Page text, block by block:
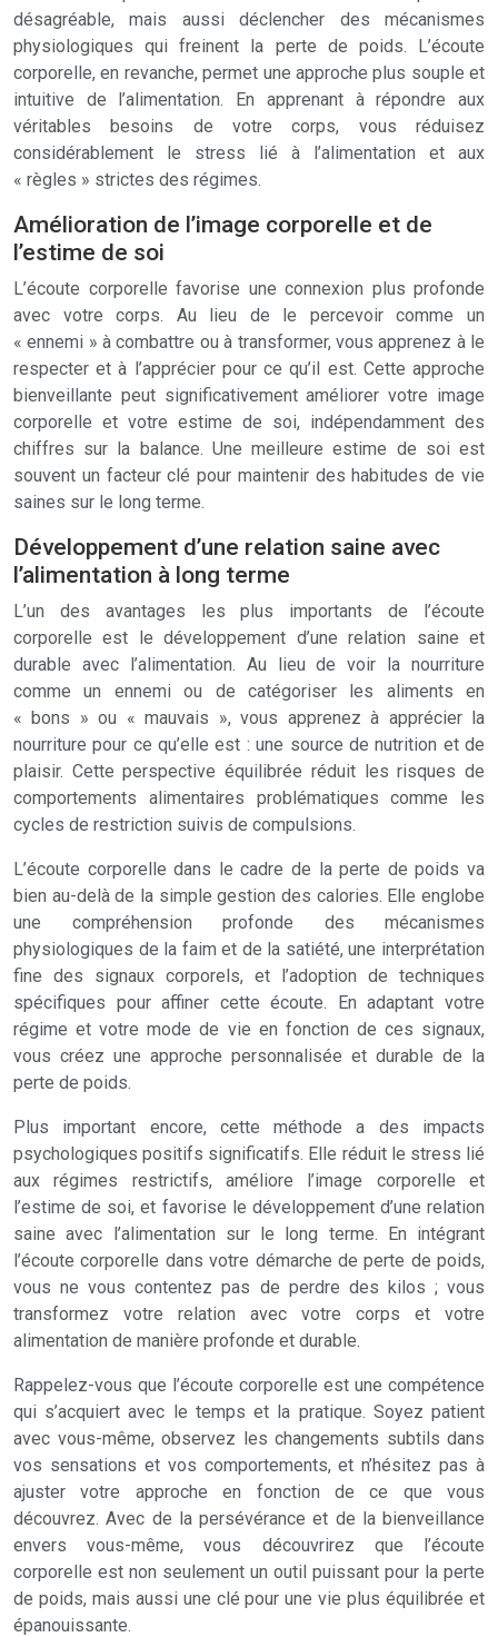
désagréable, mais aussi déclencher des mécanismes
physiologiques qui freinent la perte de poids. L’écoute
corporelle, en revanche, permet une approche plus souple et
intuitive de l’alimentation. En apprenant à répondre aux
véritables besoins de votre corps, vous réduisez
considérablement le stress lié à l’alimentation et aux
« règles » strictes des régimes.
Amélioration de l’image corporelle et de
l’estime de soi
L’écoute corporelle favorise une connexion plus profonde
avec votre corps. Au lieu de le percevoir comme un
« ennemi » à combattre ou à transformer, vous apprenez à le
respecter et à l’apprécier pour ce qu’il est. Cette approche
bienveillante peut significativement améliorer votre image
corporelle et votre estime de soi, indépendamment des
chiffres sur la balance. Une meilleure estime de soi est
souvent un facteur clé pour maintenir des habitudes de vie
saines sur le long terme.
Développement d’une relation saine avec
l’alimentation à long terme
L’un des avantages les plus importants de l’écoute
corporelle est le développement d’une relation saine et
durable avec l’alimentation. Au lieu de voir la nourriture
comme un ennemi ou de catégoriser les aliments en
« bons » ou « mauvais », vous apprenez à apprécier la
nourriture pour ce qu’elle est : une source de nutrition et de
plaisir. Cette perspective équilibrée réduit les risques de
comportements alimentaires problématiques comme les
cycles de restriction suivis de compulsions.
L’écoute corporelle dans le cadre de la perte de poids va
bien au-delà de la simple gestion des calories. Elle englobe
une compréhension profonde des mécanismes
physiologiques de la faim et de la satiété, une interprétation
fine des signaux corporels, et l’adoption de techniques
spécifiques pour affiner cette écoute. En adaptant votre
régime et votre mode de vie en fonction de ces signaux,
vous créez une approche personnalisée et durable de la
perte de poids.
Plus important encore, cette méthode a des impacts
psychologiques positifs significatifs. Elle réduit le stress lié
aux régimes restrictifs, améliore l’image corporelle et
l’estime de soi, et favorise le développement d’une relation
saine avec l’alimentation sur le long terme. En intégrant
l’écoute corporelle dans votre démarche de perte de poids,
vous ne vous contentez pas de perdre des kilos ; vous
transformez votre relation avec votre corps et votre
alimentation de manière profonde et durable.
Rappelez-vous que l’écoute corporelle est une compétence
qui s’acquiert avec le temps et la pratique. Soyez patient
avec vous-même, observez les changements subtils dans
vos sensations et vos comportements, et n’hésitez pas à
ajuster votre approche en fonction de ce que vous
découvrez. Avec de la persévérance et de la bienveillance
envers vous-même, vous découvrirez que l’écoute
corporelle est non seulement un outil puissant pour la perte
de poids, mais aussi une clé pour une vie plus équilibrée et
épanouissante.